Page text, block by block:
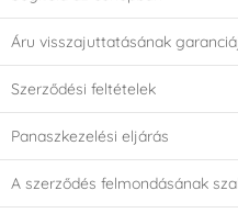
Áru visszajuttatásának
Szerződési feltételek
Panaszkezelési eljárás
A szerződés felmondásának